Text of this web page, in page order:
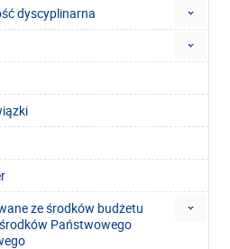
dyscyplinarna
ze środków budżetu
Państwowego